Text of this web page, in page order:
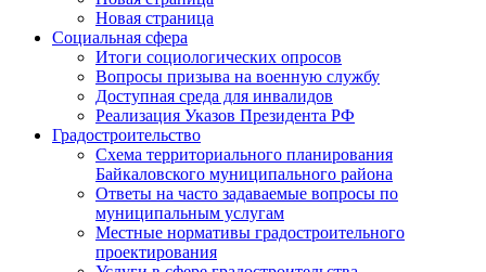
Новая страница
Социальная сфера
Итоги социологических опросов
Вопросы призыва на военную службу
Доступная среда для инвалидов
Реализация Указов Президента РФ
Градостроительство
Схема территориального планирования
Байкаловского муниципального района
Ответы на часто задаваемые вопросы по
муниципальным услугам
Местные нормативы градостроительного
проектирования